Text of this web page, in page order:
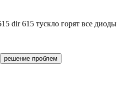
dir 615 тускло горят все диоды
решение проблем